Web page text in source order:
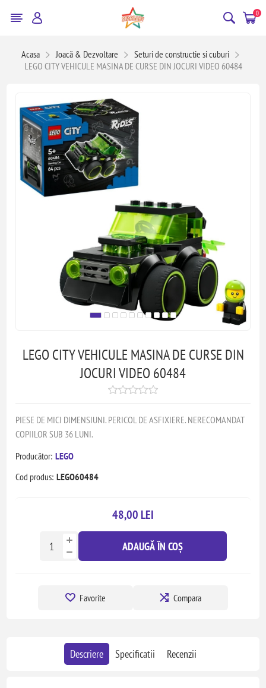
0
Acasa Joacă & Dezvoltare
Seturi de constructie si cuburi
LEGO CITY VEHICULE MASINA DE CURSE DIN JOCURI VIDEO 60484
LEGO CITY VEHICULE MASINA DE CURSE DIN
JOCURI VIDEO 60484
PIESE DE MICI DIMENSIUNI. PERICOL DE ASFIXIERE. NERECOMANDAT
COPIILOR SUB 36 LUNI.
Producător: LEGO
Cod produs: LEGO60484
48,00 LEI
ADAUGĂ ÎN COȘ
Favorite Compara
Descriere Specificatii Recenzii